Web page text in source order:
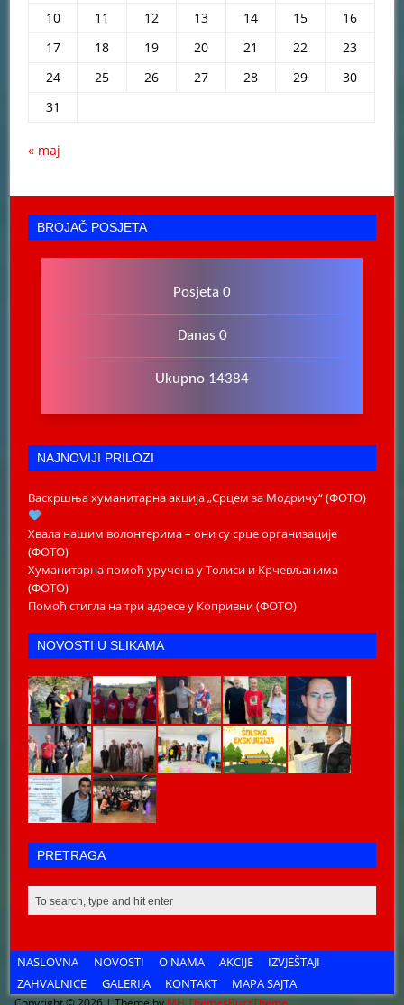
10
11 12 13 14 15
16
17
18 19 20 21 22
23
24
25 26 27 28 29
30
31
« maj
BROJAČ POSJETA
Posjeta 0
Danas 0
Ukupno 14384
NAJNOVIJI PRILOZI
Васкршња хуманитарна акција „Срцем за Модричу“ (ФОТО)
Хвала нашим волонтерима – они су срце организације
(ФОТО)
Хуманитарна помоћ уручена у Толиси и Крчевљанима
(ФОТО)
Помоћ стигла на три адресе у Копривни (ФОТО)
NOVOSTI U SLIKAMA
PRETRAGA
NASLOVNA NOVOSTI O NAMA AKCIJE
IZVJEŠTAJI
ZAHVALNICE
GALERIJA KONTAKT MAPA SAJTA